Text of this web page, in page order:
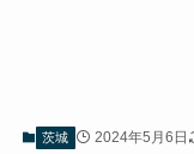
茨城 2024年5月6日